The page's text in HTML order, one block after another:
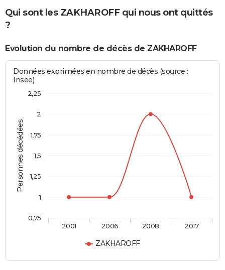
Qui sont les ZAKHAROFF qui nous ont quittés
?
Evolution du nombre de décès de ZAKHAROFF
Personnes décédées
Données exprimées en nombre de décès (source :
Insee)
ZAKHAROFF
2001 2006 2008 2017
0,75
1
1,25
1,5
1,75
2
2,25